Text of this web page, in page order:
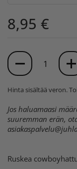
8,95 €
Määrä
Hinta sisältää veron.
Jos haluamaasi
suuremman erän,
Ruskea